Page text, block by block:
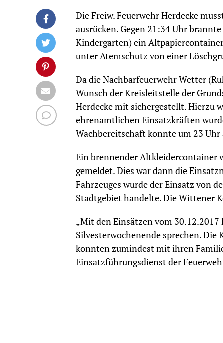
Die Freiw. Feuerwehr Herdecke
ausrücken. Gegen 21:34 Uhr
Kindergarten) ein
unter Atemschutz von einer
Da die Nachbarfeuerwehr Wetter
Wunsch der Kreisleitstelle der
Herdecke mit sichergestellt. Hierzu
ehrenamtlichen Einsatzkräften
Wachbereitschaft konnte um 23 Uhr
Ein brennender Altkleidercontainer
gemeldet. Dies war dann die
Fahrzeuges wurde der Einsatz von
Stadtgebiet handelte. Die Wittener
„Mit den Einsätzen vom
Silvesterwochenende sprechen.
konnten zumindest mit ihren
Einsatzführungsdienst der